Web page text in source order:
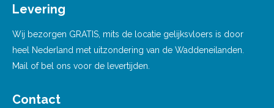
Levering
Wij bezorgen GRATIS, mits de locatie gelijksvloers is door
heel Nederland met uitzondering van de Waddeneilanden.
Mail of bel ons voor de levertijden.
Contact